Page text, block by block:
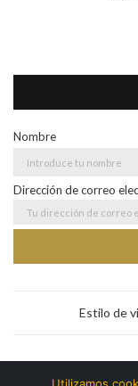
Nombre
Dirección de correo
Estilo de